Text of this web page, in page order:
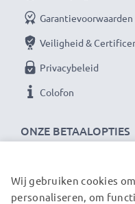
ONZE BETAALOPTIES
Garantievoorwaarden
Veiligheid &
Privacybeleid
Colofon
ONZE
Wij gebruiken cookies
personaliseren, om